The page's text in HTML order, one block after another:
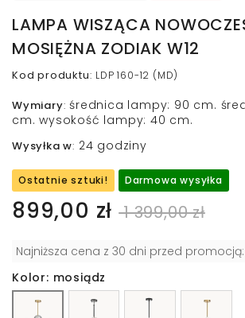
LAMPA WISZĄCA
MOSIĘŻNA ZODIAK W12
Kod produktu: LDP 160-12 (MD)
Wymiary: średnica lampy: 90 cm.
cm. wysokość lampy: 40 cm.
Wysyłka w: 24 godziny
Ostatnie sztuki! Darmowa wysyłka
899,00 zł 1 399,00 zł
Najniższa cena z 30 dni przed promocją:
Kolor: mosiądz